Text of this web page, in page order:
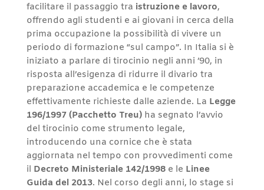
facilitare il passaggio tra istruzione e lavoro,
offrendo agli studenti e ai giovani in cerca della
prima occupazione la possibilità di vivere un
periodo di formazione “sul campo”. In Italia si è
iniziato a parlare di tirocinio negli anni ’90, in
risposta all’esigenza di ridurre il divario tra
preparazione accademica e le competenze
effettivamente richieste dalle aziende. La Legge
196/1997 (Pacchetto Treu)ha segnato l’avvio
del tirocinio come strumento legale,
introducendo una cornice che è stata
aggiornata nel tempo con provvedimenti come
il Decreto Ministeriale 142/1998e le Linee
Guida del 2013. Nel corso degli anni, lo stage si